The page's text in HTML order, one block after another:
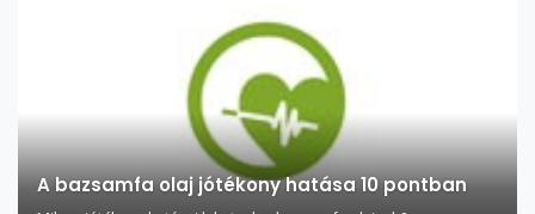
A bazsamfa olaj jótékony hatása 10 pontban